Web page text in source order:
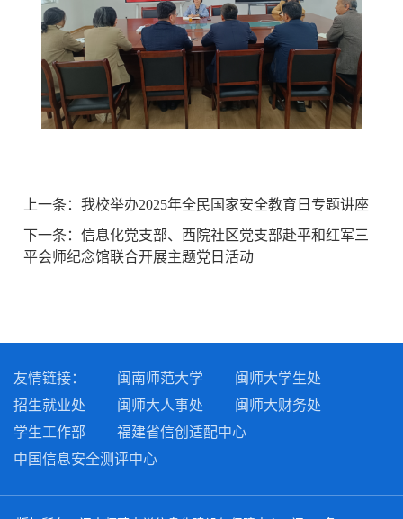
上一条：我校举办2025年全民国家安全教育日专题讲座
下一条：信息化党支部、西院社区党支部赴平和红军三
平会师纪念馆联合开展主题党日活动
友情链接： 闽南师范大学
闽师大学生处
招生就业处
闽师大人事处
闽师大财务处
学生工作部
福建省信创适配中心
中国信息安全测评中心